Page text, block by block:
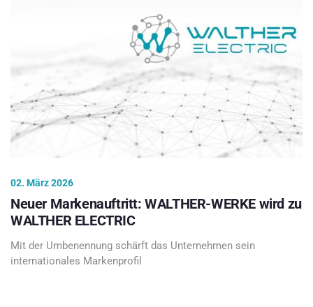
02. März 2026
Neuer Markenauftritt: WALTHER-WERKE wird zu
WALTHER ELECTRIC
Mit der Umbenennung schärft das Unternehmen sein
internationales Markenprofil